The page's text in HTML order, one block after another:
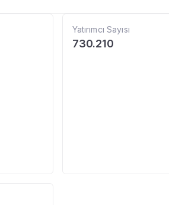
Yatırımcı Sayısı
730.210